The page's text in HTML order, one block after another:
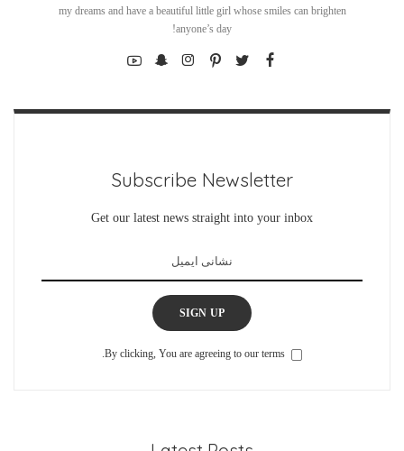
my dreams and have a beautiful little girl whose smiles can brighten
anyone’s day!
Subscribe Newsletter
Get our latest news straight into your inbox
SIGN UP
By clicking, You are agreeing to our terms.